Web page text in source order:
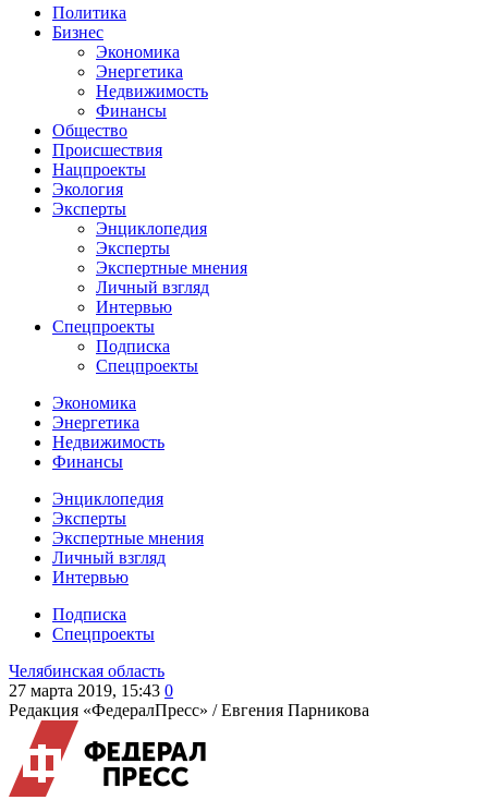
Политика
Бизнес
Экономика
Энергетика
Недвижимость
Финансы
Общество
Происшествия
Нацпроекты
Экология
Эксперты
Энциклопедия
Эксперты
Экспертные мнения
Личный взгляд
Интервью
Спецпроекты
Подписка
Спецпроекты
Экономика
Энергетика
Недвижимость
Финансы
Энциклопедия
Эксперты
Экспертные мнения
Личный взгляд
Интервью
Подписка
Спецпроекты
Челябинская область
27 марта 2019, 15:43 0
Редакция «ФедералПресс» /Евгения Парникова